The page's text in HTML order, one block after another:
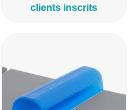
clients inscrits